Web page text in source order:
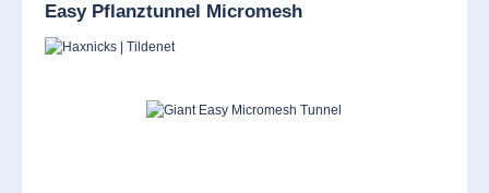
Easy Pflanztunnel Micromesh
Bildergalerie überspringen